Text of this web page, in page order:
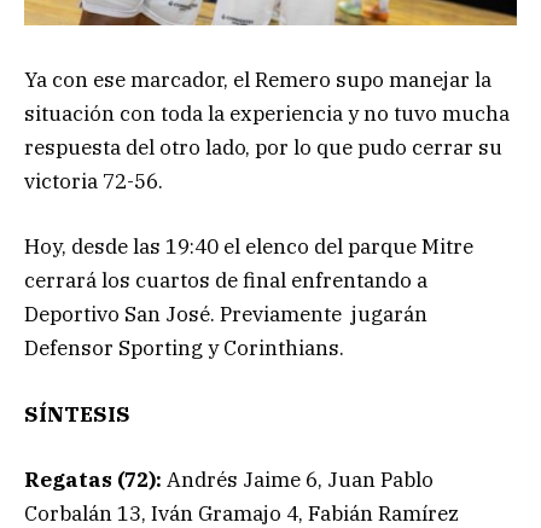
Ya con ese marcador, el Remero supo manejar la
situación con toda la experiencia y no tuvo mucha
respuesta del otro lado, por lo que pudo cerrar su
victoria 72-56.
Hoy, desde las 19:40 el elenco del parque Mitre
cerrará los cuartos de final enfrentando a
Deportivo San José. Previamente jugarán
Defensor Sporting y Corinthians.
SÍNTESIS
Regatas (72): Andrés Jaime 6, Juan Pablo
Corbalán 13, Iván Gramajo 4, Fabián Ramírez